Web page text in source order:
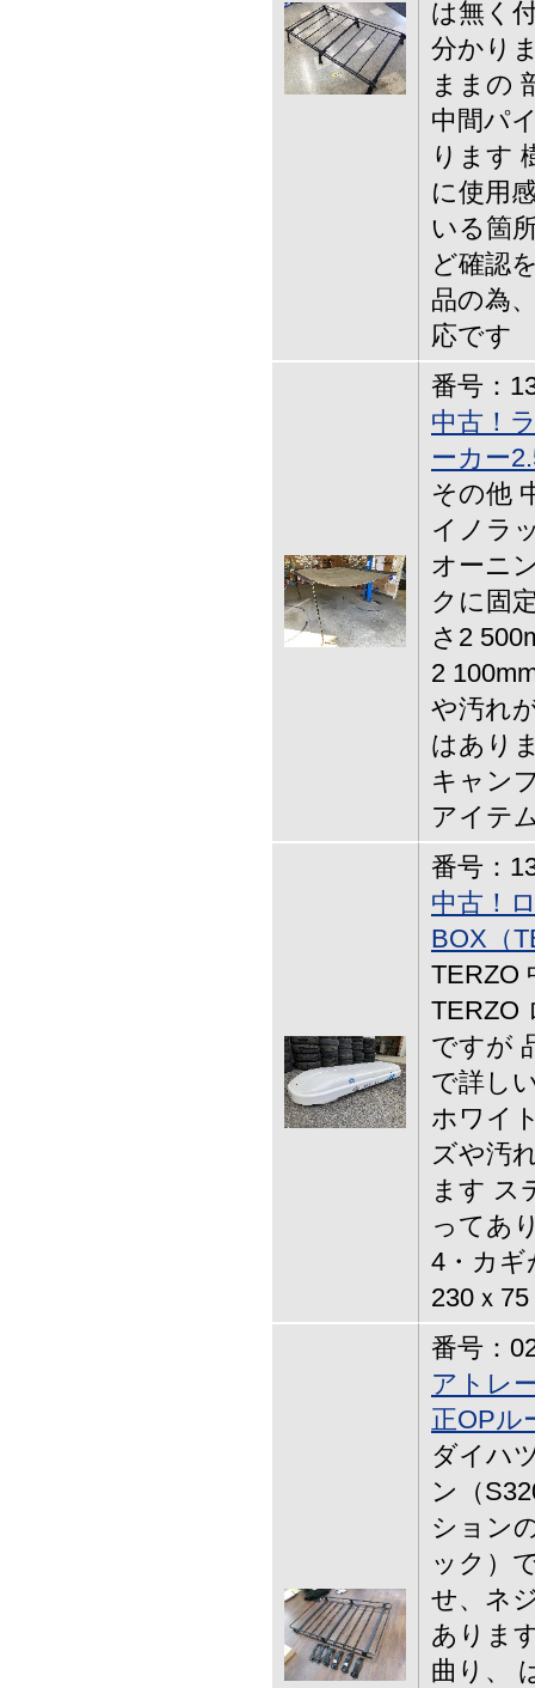
は無く
分かり
ままの
中間パ
ります
に使用
いる箇
ど確認
品の為
応です
番号：
中古！
ーカー
その他
イノラ
オーニ
クに固
さ2
2
や汚れ
はあ
キャン
アイテ
番号：
中古！
BOX（
TERZO
TERZO
ですが
で詳し
ホワイ
ズや汚
ます ス
ってあ
4・カギ
230ｘ
番号：
アトレ
正OPル
ダイハ
ン（
ション
ック）
せ、ネ
ありま
曲り、